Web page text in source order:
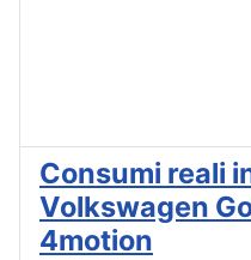
Consumi reali
Volkswagen
4motion